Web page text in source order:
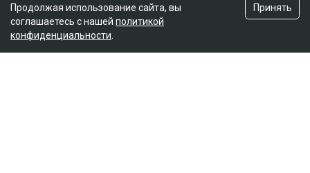
Продолжая использование сайта, вы
соглашаетесь с нашей политикой
конфиденциальности
Принять